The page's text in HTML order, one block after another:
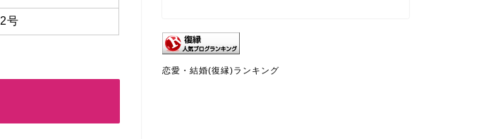
号
恋愛・結婚(復縁)ランキング